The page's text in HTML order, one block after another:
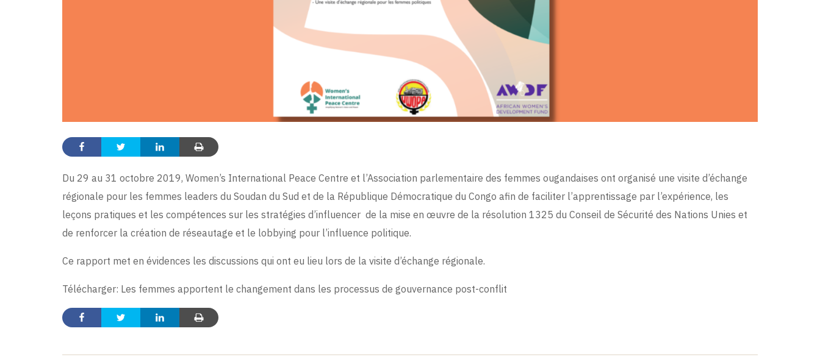
Du 29 au 31 octobre 2019, Women’s International Peace Centre et l’Association parlementaire des femmes ougandaises ont organisé une visite d’échange
régionale pour les femmes leaders du Soudan du Sud et de la République Démocratique du Congo afin de faciliter l’apprentissage par l’expérience, les
leçons pratiques et les compétences sur les stratégies d’influencer de la mise en œuvre de la résolution 1325 du Conseil de Sécurité des Nations Unies et
de renforcer la création de réseautage et le lobbying pour l’influence politique.
Ce rapport met en évidences les discussions qui ont eu lieu lors de la visite d’échange régionale.
Télécharger: Les femmes apportent le changement dans les processus de gouvernance post-conflit